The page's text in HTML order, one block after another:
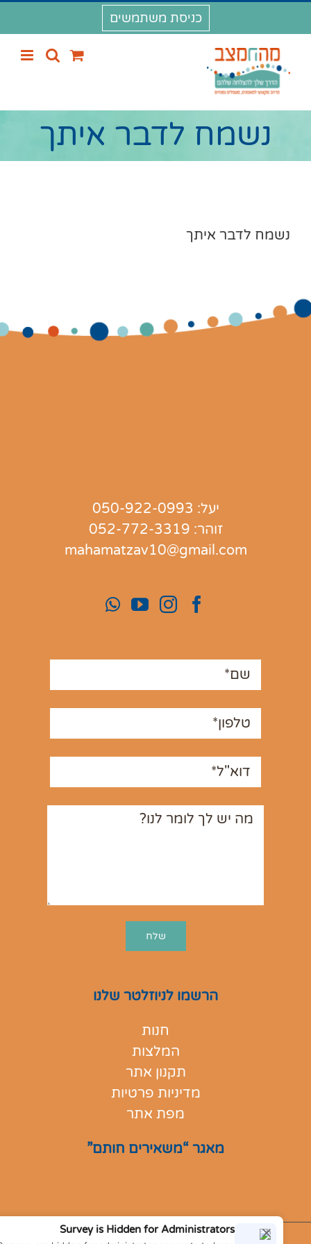
לתוכן
כניסת משתמשים
נשמח לדבר איתך
נשמח לדבר איתך
יעל: 050-922-0993
זוהר: 052-772-3319
mahamatzav10@gmail.com
הרשמו לניוזלטר שלנו
חנות
המלצות
תקנון אתר
מדיניות פרטיות
מפת אתר
מאגר “משאירים חותם”
Survey is Hidden for Administrators